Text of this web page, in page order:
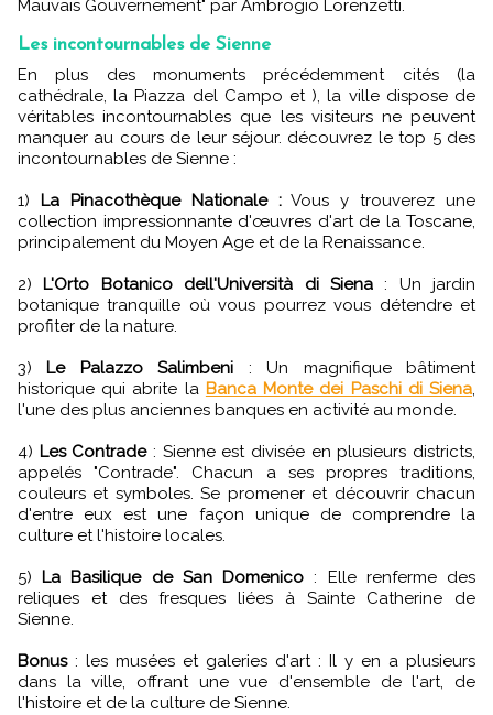
Mauvais Gouvernement" par Ambrogio Lorenzetti.
Les incontournables de Sienne
En plus des monuments précédemment cités (la
cathédrale, la Piazza del Campo et ), la ville dispose de
véritables incontournables que les visiteurs ne peuvent
manquer au cours de leur séjour. découvrez le top 5 des
incontournables de Sienne :
1) La Pinacothèque Nationale :Vous y trouverez une
collection impressionnante d'œuvres d'art de la Toscane,
principalement du Moyen Age et de la Renaissance.
2) L'Orto Botanico dell'Università di Siena: Un jardin
botanique tranquille où vous pourrez vous détendre et
profiter de la nature.
3) Le Palazzo Salimbeni : Un magnifique bâtiment
historique qui abrite la Banca Monte dei Paschi di Siena,
l'une des plus anciennes banques en activité au monde.
4) Les Contrade: Sienne est divisée en plusieurs districts,
appelés "Contrade". Chacun a ses propres traditions,
couleurs et symboles. Se promener et découvrir chacun
d'entre eux est une façon unique de comprendre la
culture et l'histoire locales.
5) La Basilique de San Domenico: Elle renferme des
reliques et des fresques liées à Sainte Catherine de
Sienne.
Bonus : les musées et galeries d'art : Il y en a plusieurs
dans la ville, offrant une vue d'ensemble de l'art, de
l'histoire et de la culture de Sienne.